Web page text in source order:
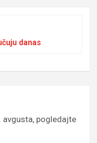
danas
avgusta, pogledajte